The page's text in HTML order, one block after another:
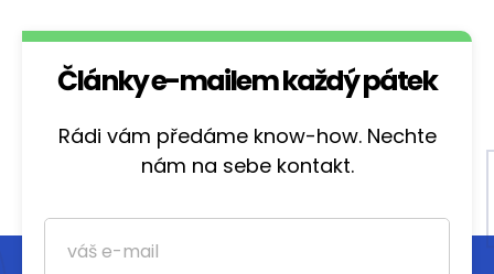
Články e-mailem každý pátek
Rádi vám předáme know-how. Nechte
nám na sebe kontakt.